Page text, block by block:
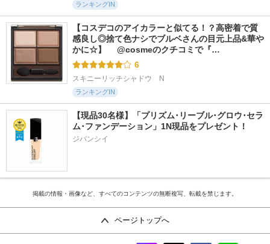
ランキングIN
【コスデコのアイカラーと似てる！？高密着で質
感良し◎捨て色ナシでブルベさんの目元上品&華や
かに☆】 　@cosmeのクチコミで『…
6
スキニーリッチシャドウ　N
ランキングIN
【現品30名様】「プリズム･リーブル･グロウ･セラ
ジバンシイ
掲載の情報・画像など、すべてのコンテンツの無断複写、転載を禁じます。
ページトップへ